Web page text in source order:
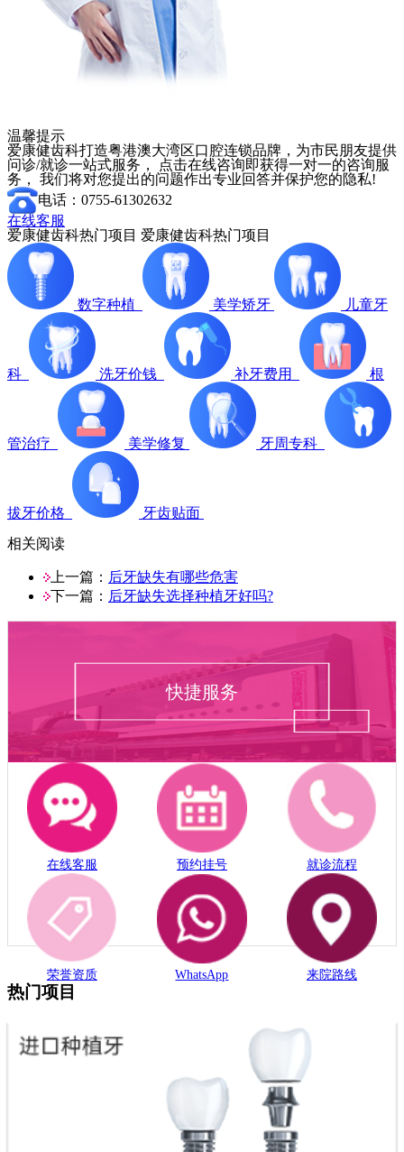
温馨提示
爱康健齿科打造粤港澳大湾区口腔连锁品牌，为市民朋友提供
问诊/就诊一站式服务， 点击在线咨询即获得一对一的咨询服
务， 我们将对您提出的问题作出专业回答并保护您的隐私!
电话：0755-61302632
在线客服
爱康健齿科热门项目 爱康健齿科热门项目
数字种植 美学矫牙 儿童牙
科 洗牙价钱 补牙费用 根
管治疗 美学修复 牙周专科
拔牙价格
牙齿贴面
相关阅读
上一篇： 后牙缺失有哪些危害
下一篇： 后牙缺失选择种植牙好吗?
快捷服务
在线客服 预约挂号 就诊流程
荣誉资质 WhatsApp 来院路线
热门项目